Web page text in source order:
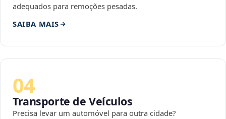
adequados para remoções pesadas.
SAIBA MAIS
04
Transporte de Veículos
Precisa levar um automóvel para outra cidade?